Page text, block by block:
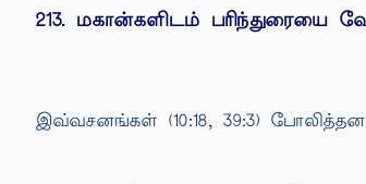
213. மகான்களிடம் பரிந்துரையை
இவ்வசனங்கள் (10:18, 39:3)